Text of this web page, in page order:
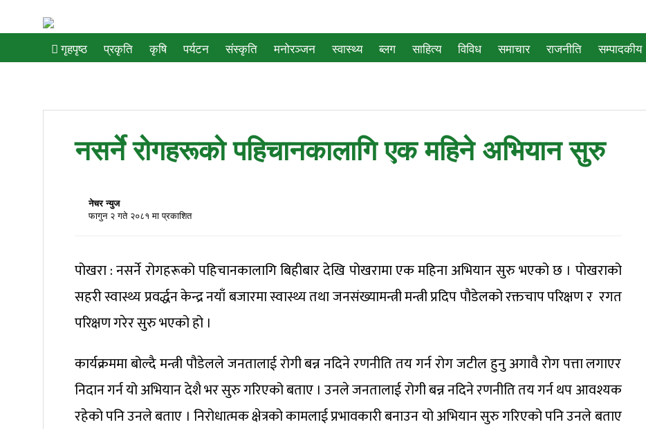
गृहपृष्ठ प्रकृति कृषि पर्यटन संस्कृति मनोरञ्जन स्वास्थ्य ब्लग साहित्य विविध समाचार राजनीति सम्पादकीय
नसर्ने रोगहरूको पहिचानकालागि एक महिने अभियान सुरु
नेचर न्युज
फागुन २ गते २०८१ मा प्रकाशित
पोखरा : नसर्ने रोगहरूको पहिचानकालागि बिहीबार देखि पोखरामा एक महिना अभियान सुरु भएको छ । पोखराको
सहरी स्वास्थ्य प्रवर्द्धन केन्द्र नयाँ बजारमा स्वास्थ्य तथा जनसंख्यामन्त्री मन्त्री प्रदिप पौडेलको रक्तचाप परिक्षण र रगत
परिक्षण गरेर सुरु भएको हो ।
कार्यक्रममा बोल्दै मन्त्री पौडेलले जनतालाई रोगी बन्न नदिने रणनीति तय गर्न रोग जटील हुनु अगावै रोग पत्ता लगाएर
निदान गर्न यो अभियान देशै भर सुरु गरिएको बताए । उनले जनतालाई रोगी बन्न नदिने रणनीति तय गर्न थप आवश्यक
रहेको पनि उनले बताए । निरोधात्मक क्षेत्रको कामलाई प्रभावकारी बनाउन यो अभियान सुरु गरिएको पनि उनले बताए